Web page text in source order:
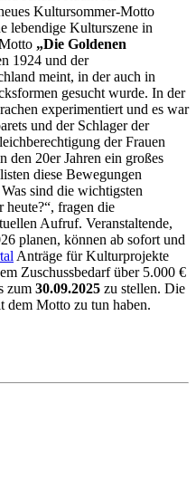
Kultursommer-Motto
lebendige Kulturszene in
„Die Goldenen
1924 und der
meint, in der auch in
gesucht wurde. In der
experimentiert und es war
und der Schlager der
der Frauen
den 20er Jahren ein großes
diese Bewegungen
sind die wichtigsten
fragen die
Aufruf. Veranstaltende,
planen, können ab sofort und
Anträge für Kulturprojekte
Zuschussbedarf über 5.000 €
zum 30.09.2025 zu stellen. Die
dem Motto zu tun haben.